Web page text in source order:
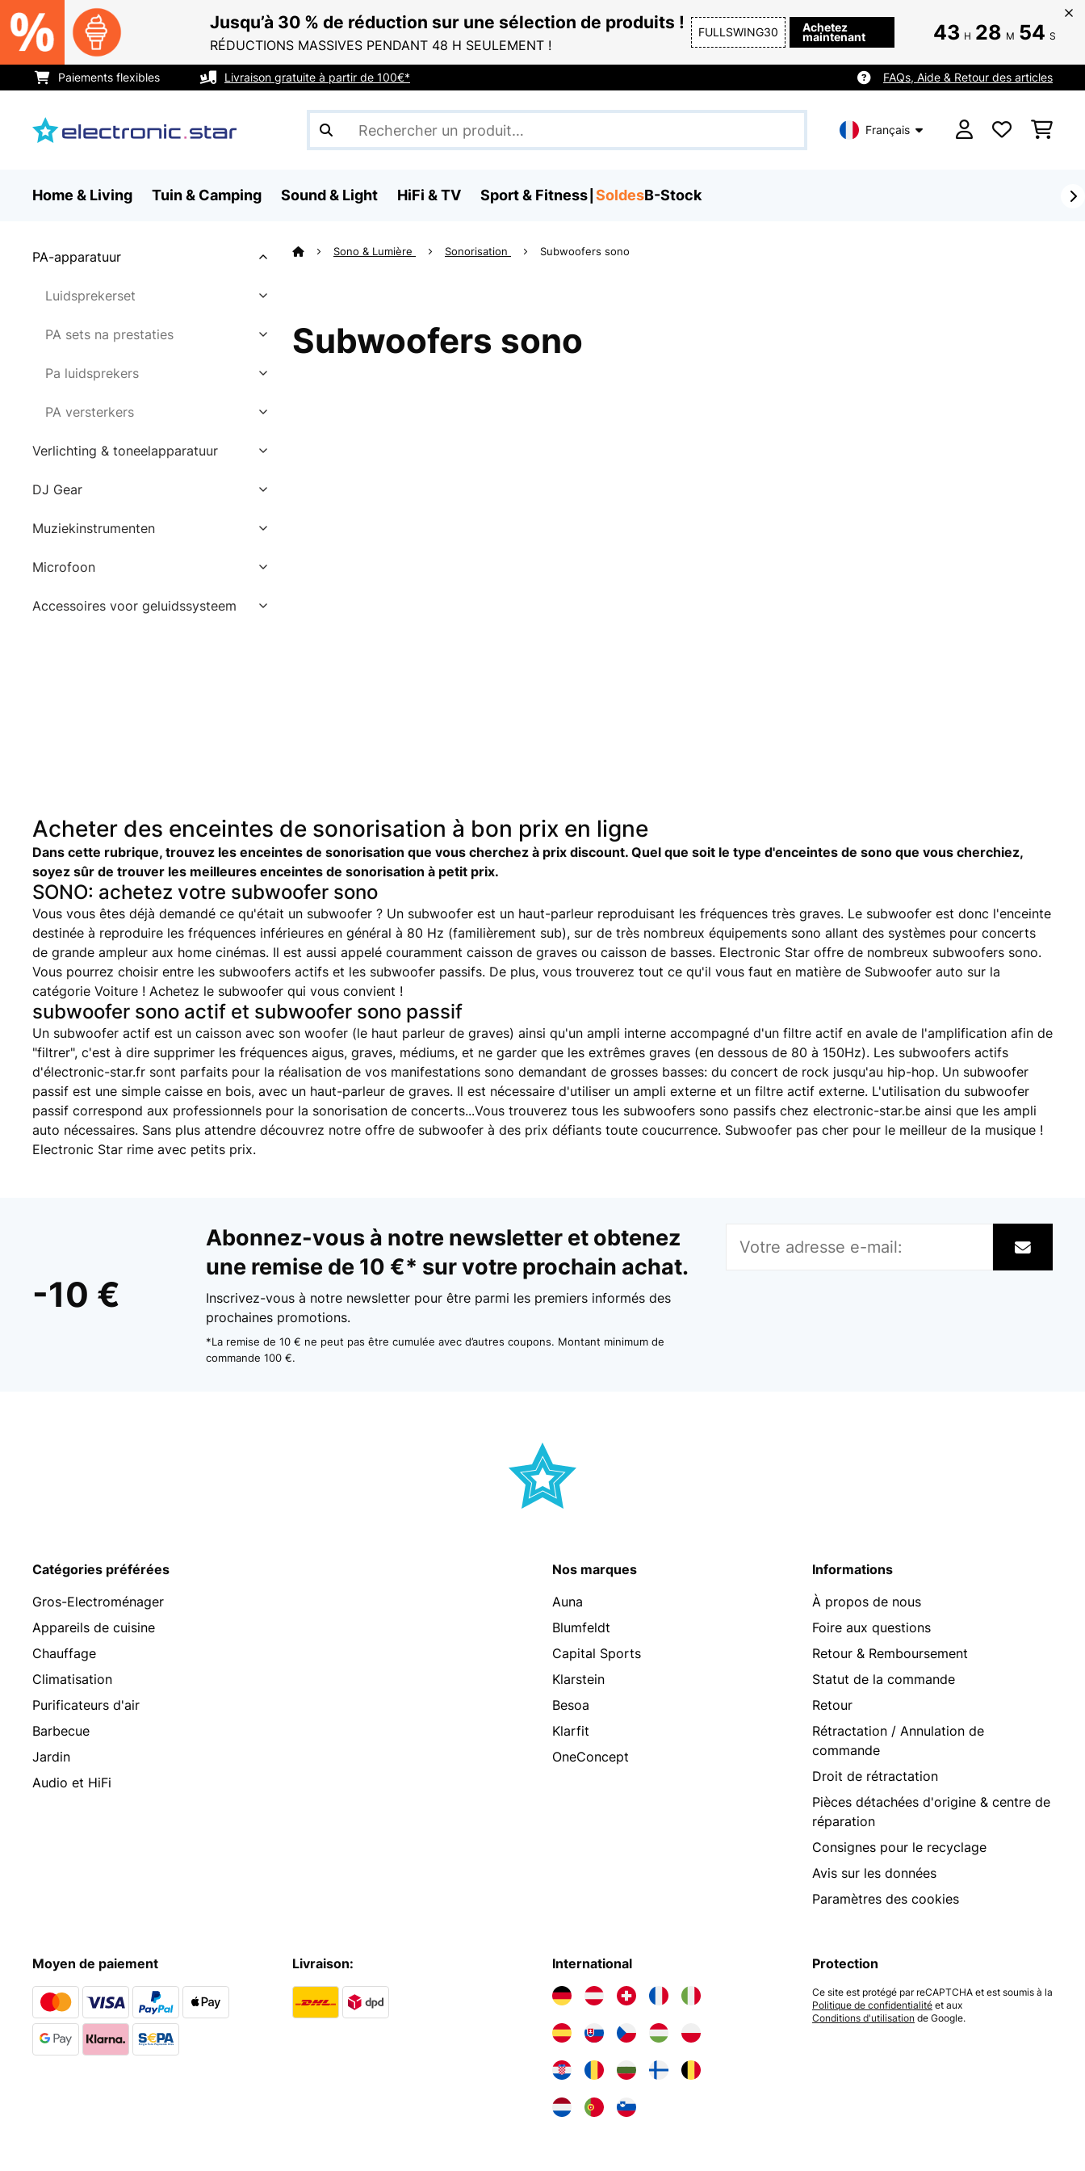
Jusqu’à 30 % de réduction sur une sélection de produits !
RÉDUCTIONS MASSIVES PENDANT 48 H SEULEMENT !
FULLSWING30 Achetez
maintenant 43 H 28 M 53 S
Paiements flexibles Livraison gratuite à partir de 100€* FAQs, Aide & Retour des articles
Français
Home & Living Tuin & Camping Sound & Light HiFi & TV Sport & Fitness SoldesB-Stock
PA-apparatuur
Luidsprekerset
PA sets na prestaties
Pa luidsprekers
PA versterkers
Verlichting & toneelapparatuur
DJ Gear
Muziekinstrumenten
Microfoon
Accessoires voor geluidssysteem
Sono & Lumière Sonorisation Subwoofers sono
Subwoofers sono
Acheter des enceintes de sonorisation à bon prix en ligne
Dans cette rubrique, trouvez les enceintes de sonorisation que vous cherchez à prix discount. Quel que soit le type d'enceintes de sono que vous cherchiez,
soyez sûr de trouver les meilleures enceintes de sonorisation à petit prix.
SONO: achetez votre subwoofer sono
Vous vous êtes déjà demandé ce qu'était un subwoofer ? Un subwoofer est un haut-parleur reproduisant les fréquences très graves. Le subwoofer est donc l'enceinte
destinée à reproduire les fréquences inférieures en général à 80 Hz (familièrement sub), sur de très nombreux équipements sono allant des systèmes pour concerts
de grande ampleur aux home cinémas. Il est aussi appelé couramment caisson de graves ou caisson de basses. Electronic Star offre de nombreux subwoofers sono.
Vous pourrez choisir entre les subwoofers actifs et les subwoofer passifs. De plus, vous trouverez tout ce qu'il vous faut en matière de Subwoofer auto sur la
catégorie Voiture ! Achetez le subwoofer qui vous convient !
subwoofer sono actif et subwoofer sono passif
Un subwoofer actif est un caisson avec son woofer (le haut parleur de graves) ainsi qu'un ampli interne accompagné d'un filtre actif en avale de l'amplification afin de
"filtrer", c'est à dire supprimer les fréquences aigus, graves, médiums, et ne garder que les extrêmes graves (en dessous de 80 à 150Hz). Les subwoofers actifs
d'électronic-star.fr sont parfaits pour la réalisation de vos manifestations sono demandant de grosses basses: du concert de rock jusqu'au hip-hop. Un subwoofer
passif est une simple caisse en bois, avec un haut-parleur de graves. Il est nécessaire d'utiliser un ampli externe et un filtre actif externe. L'utilisation du subwoofer
passif correspond aux professionnels pour la sonorisation de concerts...Vous trouverez tous les subwoofers sono passifs chez electronic-star.be ainsi que les ampli
auto nécessaires. Sans plus attendre découvrez notre offre de subwoofer à des prix défiants toute coucurrence. Subwoofer pas cher pour le meilleur de la musique !
Electronic Star rime avec petits prix.
-10 €
Abonnez-vous à notre newsletter et obtenez
une remise de 10 €* sur votre prochain achat.
Inscrivez-vous à notre newsletter pour être parmi les premiers informés des
prochaines promotions.
*La remise de 10 € ne peut pas être cumulée avec d’autres coupons. Montant minimum de
commande 100 €.
Catégories préférées
Gros-Electroménager
Appareils de cuisine
Chauffage
Climatisation
Purificateurs d'air
Barbecue
Jardin
Audio et HiFi
Nos marques
Auna
Blumfeldt
Capital Sports
Klarstein
Besoa
Klarfit
OneConcept
Informations
À propos de nous
Foire aux questions
Retour & Remboursement
Statut de la commande
Retour
Rétractation / Annulation de
commande
Droit de rétractation
Pièces détachées d'origine & centre de
réparation
Consignes pour le recyclage
Avis sur les données
Paramètres des cookies
Moyen de paiement Livraison: International Protection
Ce site est protégé par reCAPTCHA et est soumis à la
Politique de confidentialité et aux
Conditions d'utilisation de Google.